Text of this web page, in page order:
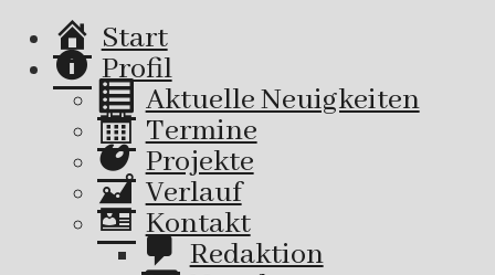
Start
Profil
Aktuelle Neuigkeiten
Termine
Projekte
Verlauf
Kontakt
Redaktion